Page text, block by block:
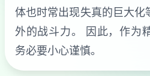
体也时常出现失真的巨大化
外的战斗力。 因此，作为
务必要小心谨慎。